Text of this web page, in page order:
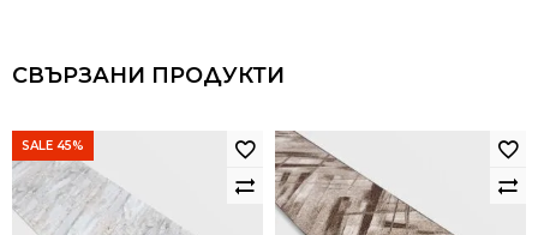
СВЪРЗАНИ ПРОДУКТИ
SALE 45%